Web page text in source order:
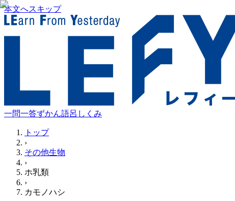
本文へスキップ
一問一答ずかん語呂 しくみ
トップ
›
その他生物
›
ホ乳類
›
カモノハシ